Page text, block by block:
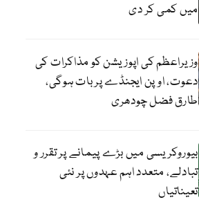
میں کمی کر دی
وزیراعظم کی اپوزیشن کو مذاکرات کی
دعوت، اوپن ایجنڈے پر بات ہوگی،
طارق فضل چودھری
بیوروکریسی میں بڑے پیمانے پر تقرر و
تبادلے، متعدد اہم عہدوں پر نئی
تعیناتیاں